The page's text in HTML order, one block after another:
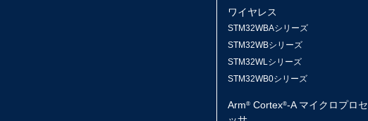
ワイヤレス
STM32WBAシリーズ
STM32WBシリーズ
STM32WLシリーズ
STM32WB0シリーズ
Arm® Cortex®-A マイクロプロセ